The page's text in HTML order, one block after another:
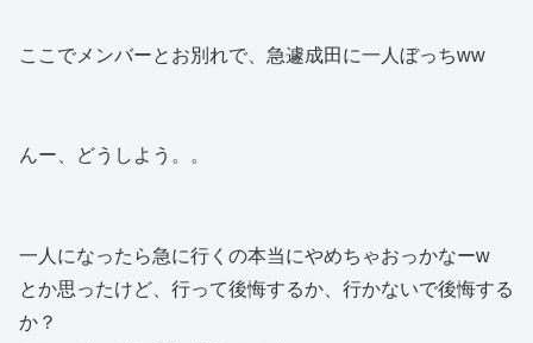
ここでメンバーとお別れで、急遽成田に一人ぼっちww
んー、どうしよう。。
一人になったら急に行くの本当にやめちゃおっかなーw
とか思ったけど、行って後悔するか、行かないで後悔する
か？